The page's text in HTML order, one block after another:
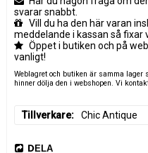
svarar snabbt.
Vill du ha den här varan
meddelande i kassan så fixar
Öppet i butiken och på
vanligt!
Weblagret och butiken är samma
hinner dölja den i webshopen. Vi
Tillverkare Chic Antique
DELA